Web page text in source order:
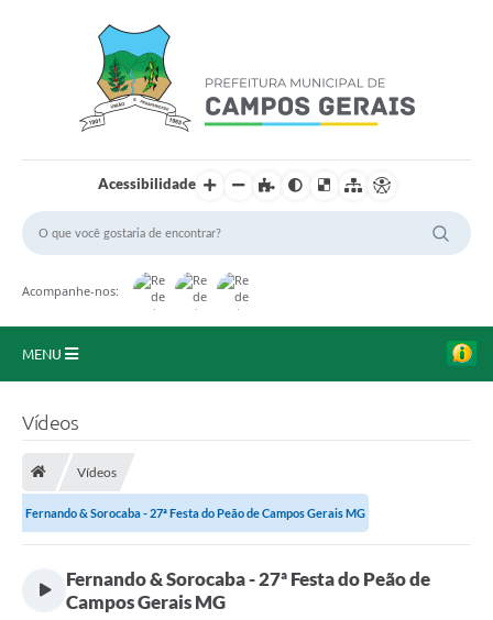
Acessibilidade
Acompanhe-nos:
MENU
Portal da Transparência
Secretarias
Vídeos
Vídeos
Fernando & Sorocaba - 27ª Festa do Peão de Campos Gerais MG
Fernando & Sorocaba - 27ª Festa do Peão de
Campos Gerais MG